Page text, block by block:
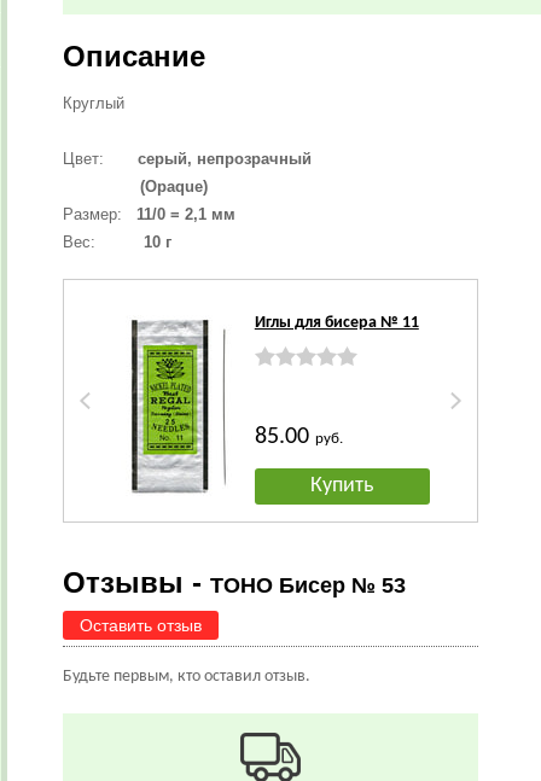
Описание
Круглый
Цвет:
серый, непрозрачный
(Opaque)
Размер:
11/0 = 2,1 мм
Вес:
10 г
Иглы для бисера № 11
85.00 руб.
Купить
Отзывы - TOHO Бисер № 53
Оставить отзыв
Будьте первым, кто оставил отзыв.